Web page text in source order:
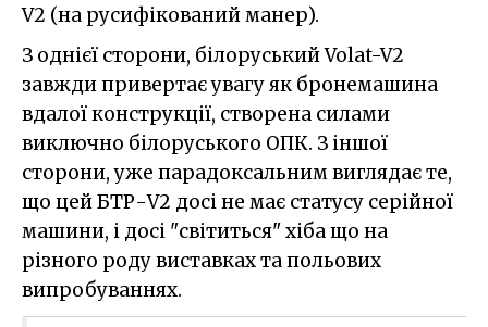
V2 (на русифікований манер).
З однієї сторони, білоруський Volat-V2
завжди привертає увагу як бронемашина
вдалої конструкції, створена силами
виключно білоруського ОПК. З іншої
сторони, уже парадоксальним виглядає те,
що цей БТР-V2 досі не має статусу серійної
машини, і досі "світиться" хіба що на
різного роду виставках та польових
випробуваннях.